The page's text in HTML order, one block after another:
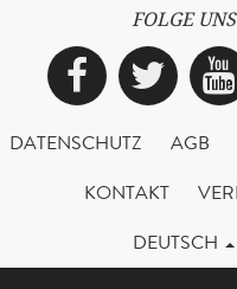
FOLGE UNS
Facebook
DATENSCHUTZ AGB
KONTAKT
DEUTSCH